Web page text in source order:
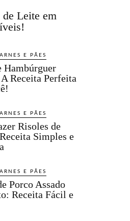
Leite em
E PÃES
Hambúrguer
Receita Perfeita
E PÃES
Risoles de
Simples e
E PÃES
Porco Assado
Receita Fácil e